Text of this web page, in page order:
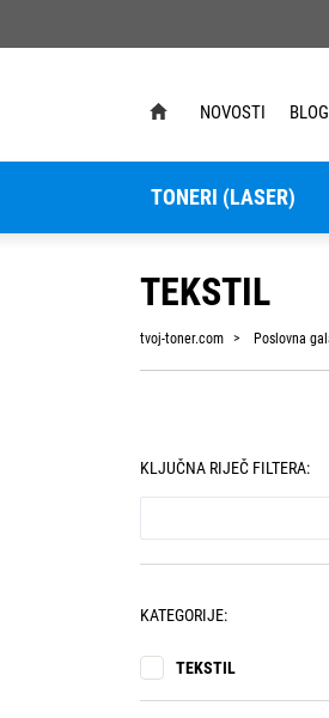
NOVOSTI BLOG
TONERI (LASER)
TEKSTIL
tvoj-toner.com Poslovna
KLJUČNA RIJEČ FILTERA:
KATEGORIJE:
TEKSTIL